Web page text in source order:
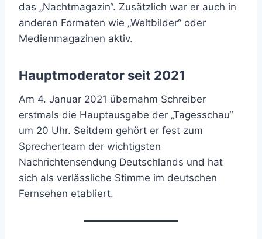
das „Nachtmagazin“. Zusätzlich war er auch in
anderen Formaten wie „Weltbilder“ oder
Medienmagazinen aktiv.
Hauptmoderator seit 2021
Am 4. Januar 2021 übernahm Schreiber
erstmals die Hauptausgabe der „Tagesschau“
um 20 Uhr. Seitdem gehört er fest zum
Sprecherteam der wichtigsten
Nachrichtensendung Deutschlands und hat
sich als verlässliche Stimme im deutschen
Fernsehen etabliert.